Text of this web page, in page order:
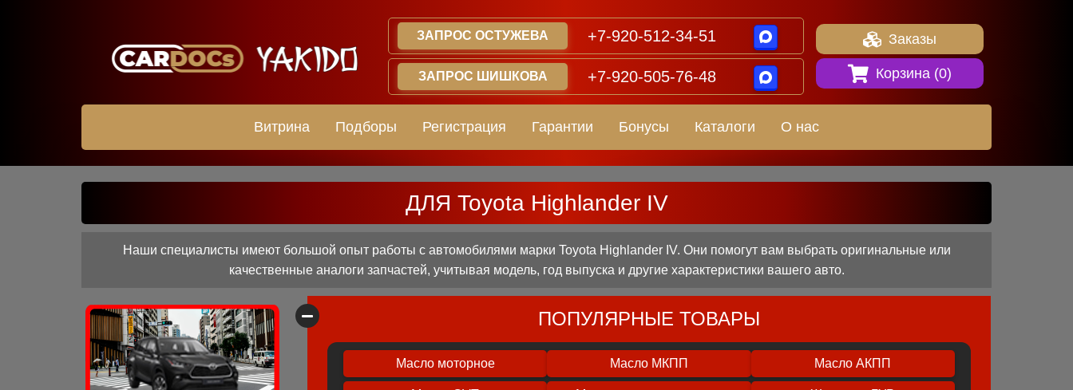
ЗАПРОС ОСТУЖЕВА +7-920-512-34-51
ЗАПРОС ШИШКОВА +7-920-505-76-48
Заказы
Корзина (0)
Витрина Подборы Регистрация Гарантии Бонусы Каталоги О нас
ДЛЯ Toyota Highlander IV
Наши специалисты имеют большой опыт работы с автомобилями марки Toyota Highlander IV. Они помогут вам выбрать оригинальные или
качественные аналоги запчастей, учитывая модель, год выпуска и другие характеристики вашего авто.
ПОПУЛЯРНЫЕ ТОВАРЫ
Масло моторное Масло МКПП Масло АКПП